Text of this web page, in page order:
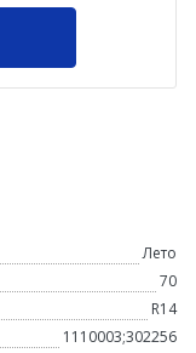
Лето
70
R14
1110003;302256